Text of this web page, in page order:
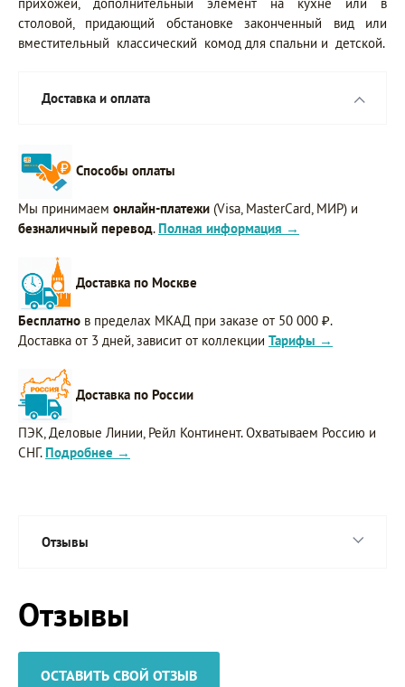
столовой, придающий обстановке законченный вид или
вместительный классический комод для спальни и детской.
Доставка и оплата
Способы оплаты
Мы принимаем онлайн-платежи (Visa, MasterCard, МИР) и
безналичный перевод. Полная информация →
Доставка по Москве
Бесплатно в пределах МКАД при заказе от 50 000 ₽.
Доставка от 3 дней, зависит от коллекции Тарифы →
Доставка по России
ПЭК, Деловые Линии, Рейл Континент. Охватываем Россию и
СНГ. Подробнее →
Отзывы
Отзывы
ОСТАВИТЬ СВОЙ ОТЗЫВ